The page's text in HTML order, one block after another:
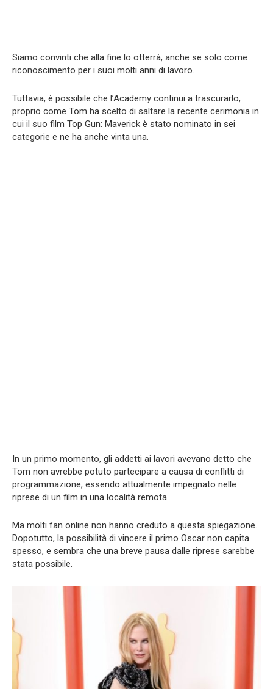
Siamo convinti che alla fine lo otterrà, anche se solo come
riconoscimento per i suoi molti anni di lavoro.
Tuttavia, è possibile che l’Academy continui a trascurarlo,
proprio come Tom ha scelto di saltare la recente cerimonia in
cui il suo film Top Gun: Maverick è stato nominato in sei
categorie e ne ha anche vinta una.
In un primo momento, gli addetti ai lavori avevano detto che
Tom non avrebbe potuto partecipare a causa di conflitti di
programmazione, essendo attualmente impegnato nelle
riprese di un film in una località remota.
Ma molti fan online non hanno creduto a questa spiegazione.
Dopotutto, la possibilità di vincere il primo Oscar non capita
spesso, e sembra che una breve pausa dalle riprese sarebbe
stata possibile.